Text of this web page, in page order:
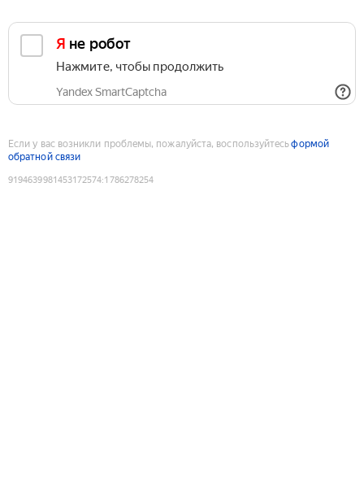
Я не робот
Нажмите, чтобы продолжить
Yandex SmartCaptcha
Если у вас возникли проблемы, пожалуйста, воспользуйтесьформой
обратной связи
9194639981453172574:1786278254